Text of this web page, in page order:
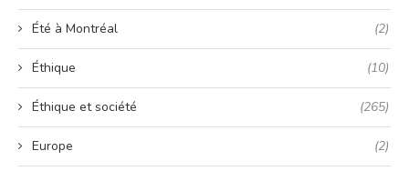
Été à Montréal (2)
Éthique (10)
Éthique et société (265)
Europe (2)